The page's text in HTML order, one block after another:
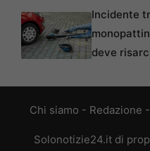
Incidente
deve
Chi siamo - Redazione -
Solonotizie24.it di